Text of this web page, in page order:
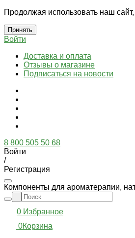
Продолжая использовать наш
Принять
Войти
Доставка и оплата
Отзывы о магазине
Подписаться на новости
8 800 505 50 68
Войти
/
Регистрация
Компоненты для ароматерапии,
0 Избранное
0Корзина